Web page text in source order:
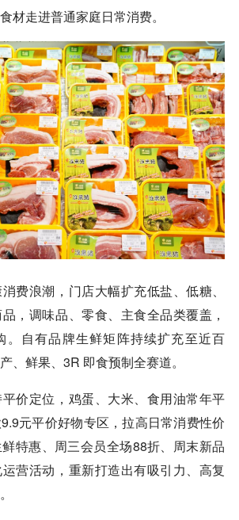
材走进普通家庭日常消费。
费浪潮，门店大幅扩充低盐、低糖、
，调味品、零食、主食全品类覆盖，
。自有品牌生鲜矩阵持续扩充至近百
、鲜果、3R 即食预制全赛道。
价定位，鸡蛋、大米、食用油常年平
元平价好物专区，拉高日常消费性价
特惠、周三会员全场88折、周末新品
营活动，重新打造出有吸引力、高复